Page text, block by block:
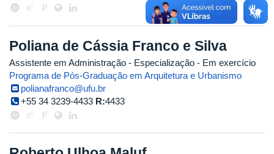
Poliana de Cássia Franco e Silva
Assistente em Administração - Especialização - Em exercício
Programa de Pós-Graduação em Arquitetura e Urbanismo
polianafranco@ufu.br
+55 34 3239-4433 R:4433